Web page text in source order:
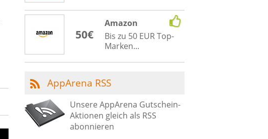
50€
Amazon
Bis zu 50 EUR Top-
Marken...
AppArena RSS
Unsere AppArena Gutschein-
Aktionen gleich als RSS
abonnieren